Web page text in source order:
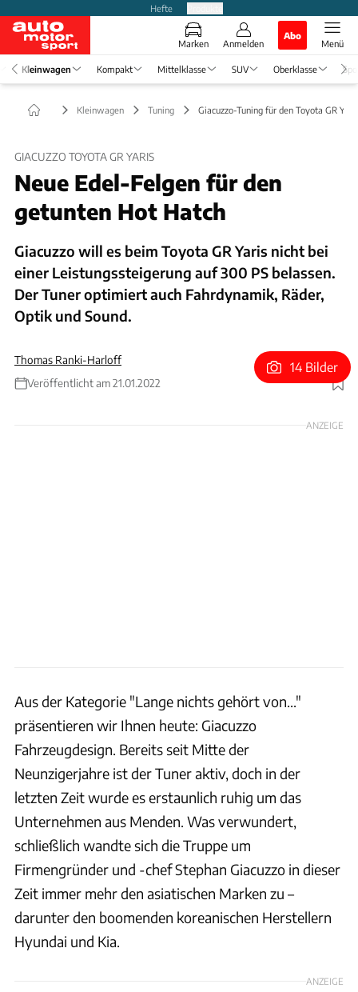
Hefte
Marken Anmelden
Abo
Menü
Kleinwagen Kompakt Mittelklasse SUV Oberklasse
Kleinwagen Tuning Giacuzzo-Tuning für den Toyota GR Yaris
GIACUZZO TOYOTA GR YARIS
Neue Edel-Felgen für den
getunten Hot Hatch
Giacuzzo will es beim Toyota GR Yaris nicht bei
einer Leistungssteigerung auf 300 PS belassen.
Der Tuner optimiert auch Fahrdynamik, Räder,
Optik und Sound.
Thomas Ranki-Harloff
Veröffentlicht am 21.01.2022
Foto: Giacuzzo GmbH Fahrzeugdesign
14 Bilder
ANZEIGE
Aus der Kategorie "Lange nichts gehört von..."
präsentieren wir Ihnen heute: Giacuzzo
Fahrzeugdesign. Bereits seit Mitte der
Neunzigerjahre ist der Tuner aktiv, doch in der
letzten Zeit wurde es erstaunlich ruhig um das
Unternehmen aus Menden. Was verwundert,
schließlich wandte sich die Truppe um
Firmengründer und -chef Stephan Giacuzzo in dieser
Zeit immer mehr den asiatischen Marken zu –
darunter den boomenden koreanischen Herstellern
Hyundai und Kia.
ANZEIGE